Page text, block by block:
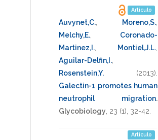
Artículo
Auvynet,C. Moreno,S.
Melchy,E.
Coronado-
Martinez,I.
Montiel,J.L.
Aguilar-Delfin,I.
Rosenstein,Y.
(2013)
Galectin-1 promotes human
neutrophil migration.
Glycobiology 23 (1), 32-42
Artículo